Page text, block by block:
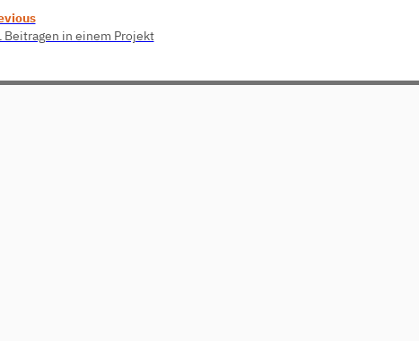
Beitragen in einem Projekt